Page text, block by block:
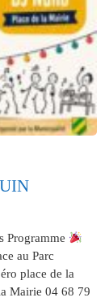
Programme
au Parc
place de la
Mairie 04 68 79